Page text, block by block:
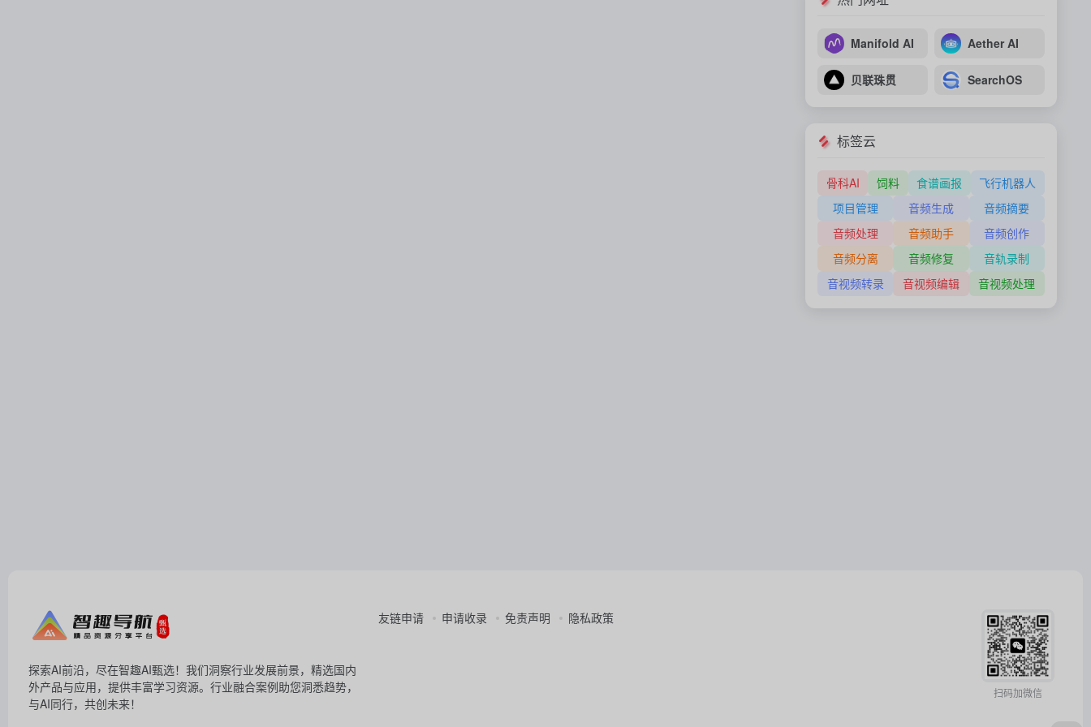
Manifold AI Aether AI
贝联珠贯 SearchOS
标签云
骨科AI 饲料 食谱画报
飞行机器人
项目管理
音频生成
音频摘要
音频处理
音频助手
音频创作
音频分离
音频修复
音轨录制
音视频转录
音视频编辑 音视频处理
探索AI前沿，尽在智趣AI甄选！我们洞察行业发展前景，精选国内
外产品与应用，提供丰富学习资源。行业融合案例助您洞悉趋势，
与AI同行，共创未来！
友链申请 申请收录 免责声明 隐私政策
扫码加微信